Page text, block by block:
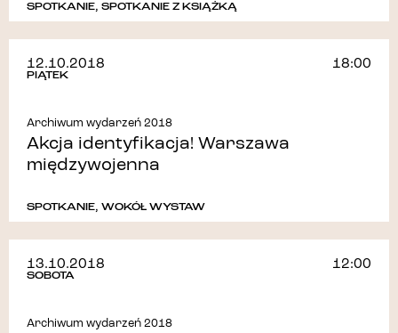
SPOTKANIE, SPOTKANIE Z KSIĄŻKĄ
12.10.2018
PIĄTEK
18:00
Archiwum wydarzeń 2018
Akcja identyfikacja! Warszawa
międzywojenna
SPOTKANIE, WOKÓŁ WYSTAW
13.10.2018
SOBOTA
12:00
Archiwum wydarzeń 2018